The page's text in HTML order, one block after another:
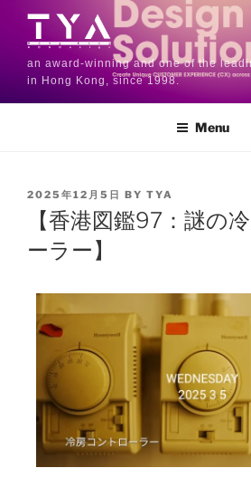
an award-winning and one of the
in Hong Kong, since 1998.
Menu
2025年12月5日 BY TYA
【香港図鑑97：謎の
ーラー】